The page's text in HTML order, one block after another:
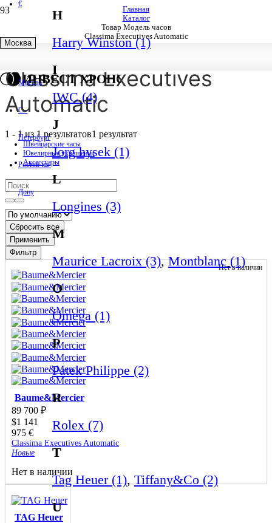
€
Москва
Москва
С.-
Петербург
Ростов-на-
Дону
H
Harry Winston (1)
I
IWC (4)
J
Jorg hysek (1)
L
Longines (3)
M
Maurice Lacroix (3),Montblanc (1)
O
Omega (1)
P
Patek Philippe (2)
R
Rolex (7)
T
Tag Heuer (1), Tiffany&Co (2)
U
ИНВЕСТ ХРОНО
Главная
Каталог
Товар Модель часов
Classima Executives Automatic
Classima Executives
Automatic
1 - 1из1результатов1 результат
Швейцарские часы
Ювелирные украшения
Аксессуары
Сбросить все
Применить
Фильтр
Нет в наличии
Baume&Mercier
89 700 ₽
$1 141
975 €
Classima Executives Automatic
Новые
Нет в наличии
TAG Heuer